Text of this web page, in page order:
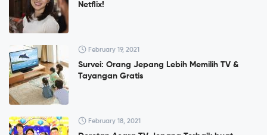
Netflix!
February 19, 2021
Survei: Orang Jepang Lebih Memilih TV &
Tayangan Gratis
February 18, 2021